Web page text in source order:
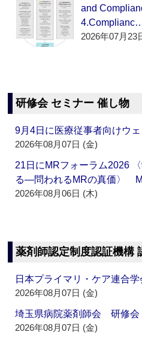
and
2026年07月23
研修会 セミナー 催し物
9月4日に医療従事者向けウ
2026年08月07日 (金)
21日にMRフォーラム2026
る―問われるMRの真価〉
2026年08月06日 (木)
薬剤師認定制度認証機構
日本プライマリ・ケア連
2026年08月07日 (金)
埼玉県病院薬剤師会 研修
2026年08月07日 (金)